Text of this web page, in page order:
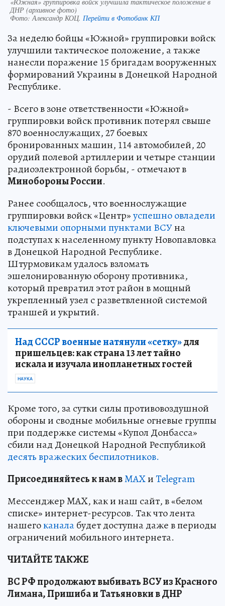
ДНР (архивное фото)
Фото:Александр КОЦ. Перейти в Фотобанк КП
За неделю бойцы «Южной» группировки войск
улучшили тактическое положение, а также
нанесли поражение 15 бригадам вооруженных
формирований Украины в Донецкой Народной
Республике.
- Всего в зоне ответственности «Южной»
группировки войск противник потерял свыше
870 военнослужащих, 27 боевых
бронированных машин, 114 автомобилей, 20
орудий полевой артиллерии и четыре станции
радиоэлектронной борьбы, - отмечают в
Минобороны России.
Ранее сообщалось, что военнослужащие
группировки войск «Центр»успешно овладели
ключевыми опорными пунктами ВСУна
подступах к населенному пункту Новопавловка
в Донецкой Народной Республике.
Штурмовикам удалось взломать
эшелонированную оборону противника,
который превратил этот район в мощный
укрепленный узел с разветвленной системой
траншей и укрытий.
Над СССР военные натянули «сетку»для
пришельцев: как страна 13 лет тайно
искала и изучала инопланетных гостей
НАУКА
Кроме того, за сутки силы противовоздушной
обороны и сводные мобильные огневые группы
при поддержке системы «Купол Донбасса»
сбили над Донецкой Народной Республикой
десять вражеских беспилотников.
Присоединяйтесь к нам вMAXиTelegram
Мессенджер MAX, как и наш сайт, в «белом
списке» интернет-ресурсов. Так что лента
нашегоканалабудет доступна даже в периоды
ограничений мобильного интернета.
ЧИТАЙТЕ ТАКЖЕ
ВС РФ продолжают выбивать ВСУ из Красного
Лимана, Пришиба и Татьяновки в ДНР